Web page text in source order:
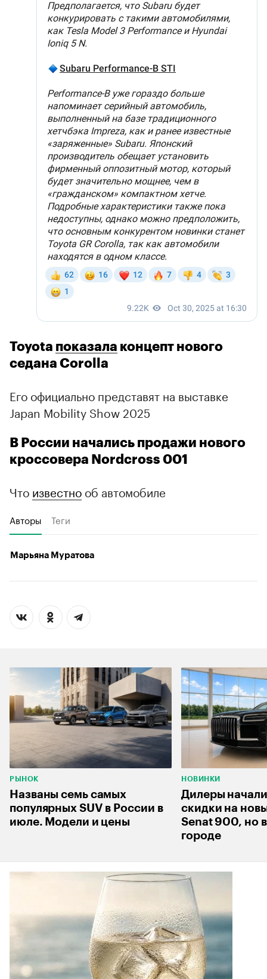
Toyota показала концепт нового
седана Corolla
Его официально представят на выставке
Japan Mobility Show 2025
В России начались продажи нового
кроссовера Nordcross 001
Что известно об автомобиле
Авторы Теги
Марьяна Муратова
РЫНОК
Названы семь самых
популярных SUV в России в
июле. Модели и цены
НОВИНКИ
Дилеры начали
скидки на
Senat 900, но
городе